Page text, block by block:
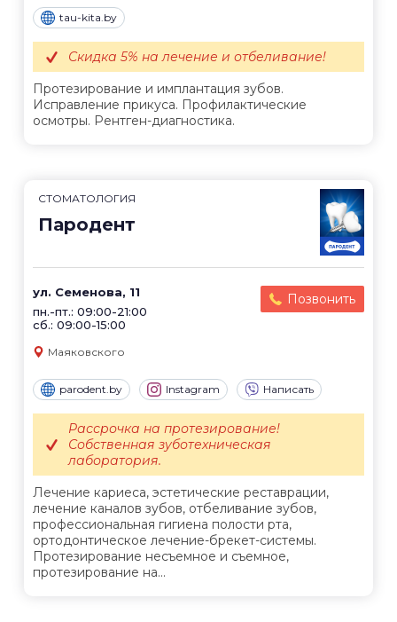
tau-kita.by
Протезирование и имплантация зубов.
Исправление прикуса. Профилактические
осмотры. Рентген-диагностика.
Скидка 5% на лечение и отбеливание!
СТОМАТОЛОГИЯ
Пародент
ул. Семенова, 11
пн.-пт.: 09:00-21:00
сб.: 09:00-15:00
Позвонить
Маяковского
parodent.by Instagram Написать
Лечение кариеса, эстетические реставрации,
лечение каналов зубов, отбеливание зубов,
профессиональная гигиена полости рта,
ортодонтическое лечение-брекет-системы.
Протезирование несъемное и съемное,
протезирование на...
Рассрочка на протезирование!
Собственная зуботехническая
лаборатория.